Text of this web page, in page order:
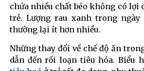
chứa nhiều chất béo không có lợi
trẻ. Lượng rau xanh trong ngày
thường lại ít hơn nhiều.
Những thay đổi về chế độ ăn
dẫn đến rối loạn tiêu hóa. Biểu